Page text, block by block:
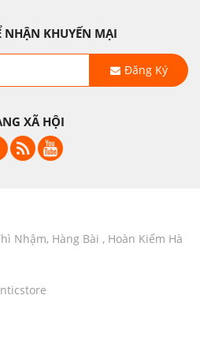
NHẬN KHUYẾN MẠI
Đăng Ký
XÃ HỘI
Nhậm, Hàng Bài , Hoàn Kiếm Hà